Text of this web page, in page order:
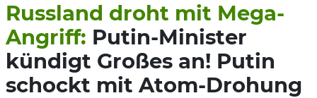
Russland droht mit Mega-
Angriff: Putin-Minister
kündigt Großes an! Putin
schockt mit Atom-Drohung